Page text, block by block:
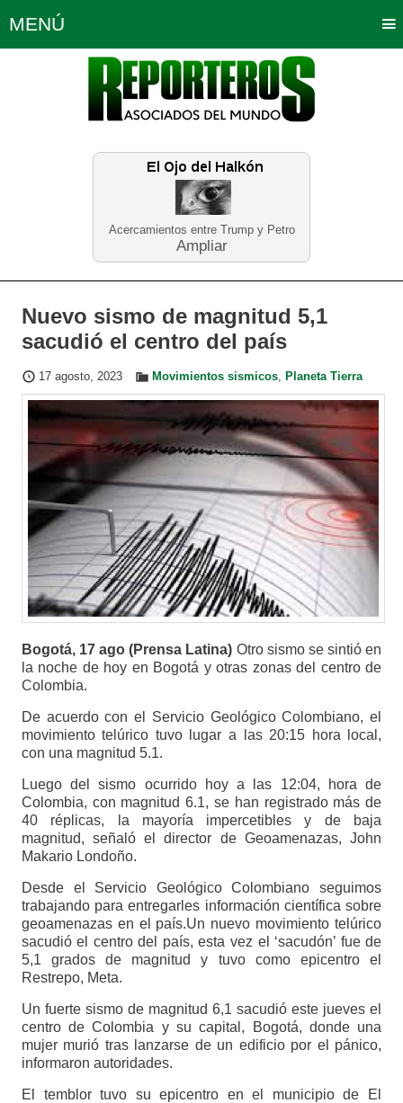
Acercamientos entre Trump y Petro
Ampliar
MENÚ
Política Opinión Bogotá
Planeta Tierra Deportes
Educación Neira
Nuevo sismo de magnitud 5,1
sacudió el centro del país
17 agosto, 2023 Movimientos sismicos, Planeta Tierra
Bogotá, 17 ago (Prensa Latina) Otro sismo se sintió en
la noche de hoy en Bogotá y otras zonas del centro de
Colombia.
De acuerdo con el Servicio Geológico Colombiano, el
movimiento telúrico tuvo lugar a las 20:15 hora local,
con una magnitud 5.1.
Luego del sismo ocurrido hoy a las 12:04, hora de
Colombia, con magnitud 6.1, se han registrado más de
40 réplicas, la mayoría impercetibles y de baja
magnitud, señaló el director de Geoamenazas, John
Makario Londoño.
Desde el Servicio Geológico Colombiano seguimos
trabajando para entregarles información científica sobre
geoamenazas en el país.Un nuevo movimiento telúrico
sacudió el centro del país, esta vez el ‘sacudón’ fue de
5,1 grados de magnitud y tuvo como epicentro el
Restrepo, Meta.
Un fuerte sismo de magnitud 6,1 sacudió este jueves el
centro de Colombia y su capital, Bogotá, donde una
mujer murió tras lanzarse de un edificio por el pánico,
informaron autoridades.
El temblor tuvo su epicentro en el municipio de El